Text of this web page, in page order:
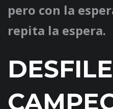
pero con la
repita la espera.